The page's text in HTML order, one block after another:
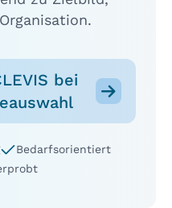
bei
Bedarfsorientiert